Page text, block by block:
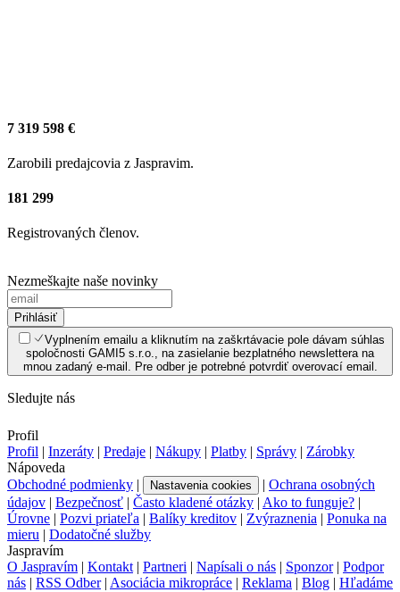
7 319 598 €
Zarobili predajcovia z Jaspravim.
181 299
Registrovaných členov.
Nezmeškajte naše novinky
Prihlásiť
Vyplnením emailu a kliknutím na zaškrtávacie pole dávam súhlas
spoločnosti GAMI5 s.r.o., na zasielanie bezplatného newslettera na
mnou zadaný e-mail. Pre odber je potrebné potvrdiť overovací email.
Sledujte nás
Profil
Profil | Inzeráty | Predaje | Nákupy | Platby | Správy | Zárobky
Nápoveda
Obchodné podmienky | Nastavenia cookies | Ochrana osobných
údajov | Bezpečnosť | Často kladené otázky | Ako to funguje? |
Úrovne | Pozvi priateľa | Balíky kreditov | Zvýraznenia | Ponuka na
mieru | Dodatočné služby
Jaspravím
O Jaspravím | Kontakt | Partneri | Napísali o nás | Sponzor| Podpor
nás | RSS Odber| Asociácia mikropráce | Reklama | Blog | Hľadáme